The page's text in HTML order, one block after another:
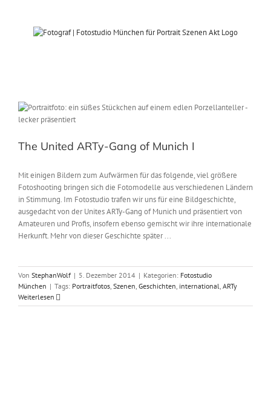
The United ARTy-Gang of Munich I
Mit einigen Bildern zum Aufwärmen für das folgende, viel größere
Fotoshooting bringen sich die Fotomodelle aus verschiedenen Ländern
in Stimmung. Im Fotostudio trafen wir uns für eine Bildgeschichte,
ausgedacht von der Unites ARTy-Gang of Munich und präsentiert von
Amateuren und Profis, insofern ebenso gemischt wir ihre internationale
Herkunft. Mehr von dieser Geschichte später ...
Von StephanWolf | 5. Dezember 2014 | Kategorien: Fotostudio
München | Tags: Portraitfotos, Szenen, Geschichten, international, ARTy
Weiterlesen